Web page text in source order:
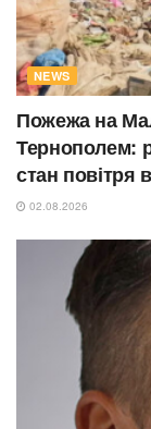
NEWS
Пожежа на
Тернополем:
стан повітря
02.08.2026